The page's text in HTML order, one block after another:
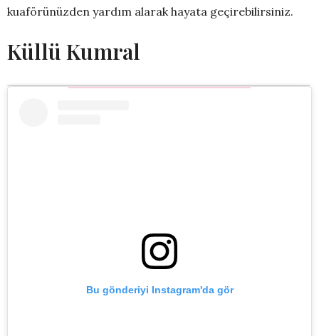
kuaförünüzden yardım alarak hayata geçirebilirsiniz.
Küllü Kumral
Bu gönderiyi Instagram'da gör